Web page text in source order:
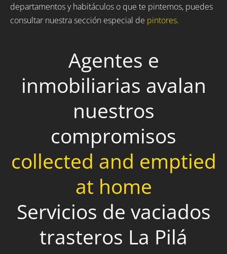
departamentos y habitáculos o que te pintemos, puedes
consultar nuestra sección especial de pintores.
Agentes e
inmobiliarias avalan
nuestros
compromisos
collected and emptied
at home
Servicios de vaciados
trasteros La Pilá